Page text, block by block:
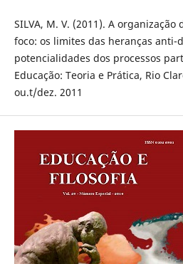
SILVA, M. V. (2011). A
foco: os limites das heranças anti-
potencialidades dos processos
Educação: Teoria e Prática, Rio
ou.t/dez. 2011